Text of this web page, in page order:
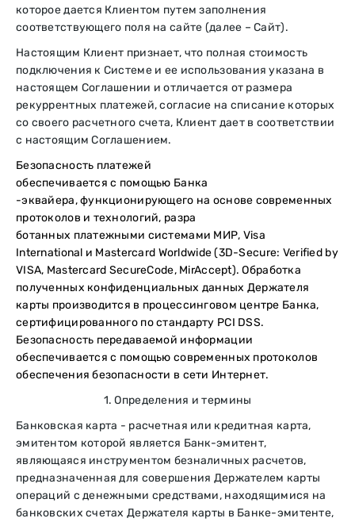
которое дается Клиентом путем заполнения
соответствующего поля на сайте (далее – Сайт).
Настоящим Клиент признает, что полная стоимость
подключения к Системе и ее использования указана в
настоящем Соглашении и отличается от размера
рекуррентных платежей, согласие на списание которых
со своего расчетного счета, Клиент дает в соответствии
с настоящим Соглашением.
Безопасность платежей
обеспечивается с помощью Банка
-эквайера, функционирующего на основе современных
протоколов и технологий, разра
ботанных платежными системами МИР, Visa
International и Mastercard Worldwide (3D-Secure: Verified by
VISA, Mastercard SecureCode, MirAccept). Обработка
полученных конфиденциальных данных Держателя
карты производится в процессинговом центре Банка,
сертифицированного по стандарту PCI DSS.
Безопасность передаваемой информации
обеспечивается с помощью современных протоколов
обеспечения безопасности в сети Интернет.
1. Определения и термины
Банковская карта - расчетная или кредитная карта,
эмитентом которой является Банк-эмитент,
являющаяся инструментом безналичных расчетов,
предназначенная для совершения Держателем карты
операций с денежными средствами, находящимися на
банковских счетах Держателя карты в Банке-эмитенте,